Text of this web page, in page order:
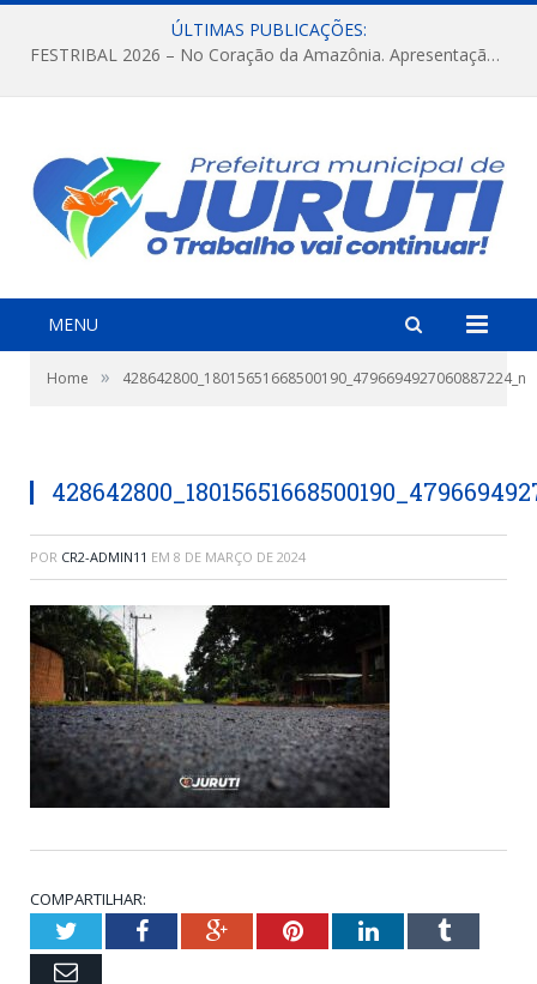
ÚLTIMAS PUBLICAÇÕES:
FESTRIBAL 2026 – No Coração da Amazônia. Apresentação da Munduruku.
MENU
Home » 428642800_18015651668500190_4796694927060887224_n
POR CR2-ADMIN11 EM 8 DE MARÇO DE 2024
COMPARTILHAR:
TwitterFacebookGoogle+PinterestLinkedInTumblr
Email